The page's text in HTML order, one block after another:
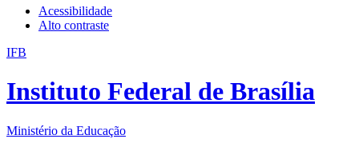
Acessibilidade
Alto contraste
IFB
Instituto Federal de Brasília
Ministério da Educação